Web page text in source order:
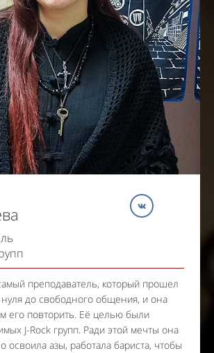
преподаватель, который прошел
нуля до свободного общения, и она
его повторить. Её целью были
J-Rock групп. Ради этой мечты она
освоила азы, работала бариста, чтобы